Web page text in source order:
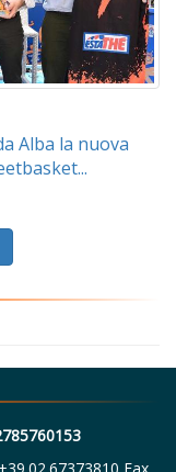
Alba la nuova